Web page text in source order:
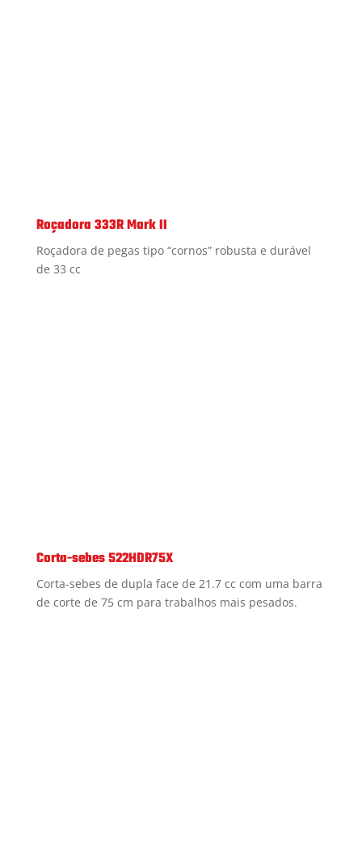
Roçadora 333R Mark II
Roçadora de pegas tipo “cornos” robusta e durável
de 33 cc
Corta-sebes 522HDR75X
Corta-sebes de dupla face de 21.7 cc com uma barra
de corte de 75 cm para trabalhos mais pesados.